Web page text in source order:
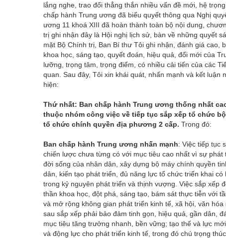
lắng nghe, trao đổi thẳng thắn nhiều vấn đề mới, hệ
chấp hành Trung ương đã biểu quyết thông qua Nghị
ương 11 khoá XIII đã hoàn thành toàn bộ nội dung,
trị ghi nhận đây là Hội nghị lịch sử, bàn về những quyết
mặt Bộ Chính trị, Ban Bí thư Tôi ghi nhận, đánh giá cao,
khoa học, sáng tạo, quyết đoán, hiệu quả, đổi mới của
lưỡng, trọng tâm, trọng điểm, có nhiều cải tiến của các
quan. Sau đây, Tôi xin khái quát, nhấn mạnh và kết
hiện:
Thứ nhất: Ban chấp hành Trung ương thống nhất
thuộc nhóm công việc về tiếp tục sắp xếp tổ chức
tổ chức chính quyền địa phương 2 cấp. Trong đó:
Ban chấp hành Trung ương nhấn mạnh: Việc tiếp tục
chiến lược chưa từng có với mục tiêu cao nhất vì sự
đời sống của nhân dân, xây dựng bộ máy chính quyền
dân, kiến tạo phát triển, đủ năng lực tổ chức triển khai
trong kỷ nguyên phát triển và thịnh vượng. Việc sắp
thần khoa học, đột phá, sáng tạo, bám sát thực tiễn với
và mở rộng không gian phát triển kinh tế, xã hội, văn
sau sắp xếp phải bảo đảm tinh gọn, hiệu quả, gần dân,
mục tiêu tăng trưởng nhanh, bền vững; tạo thế và lực
và động lực cho phát triển kinh tế, trong đó chú trọng